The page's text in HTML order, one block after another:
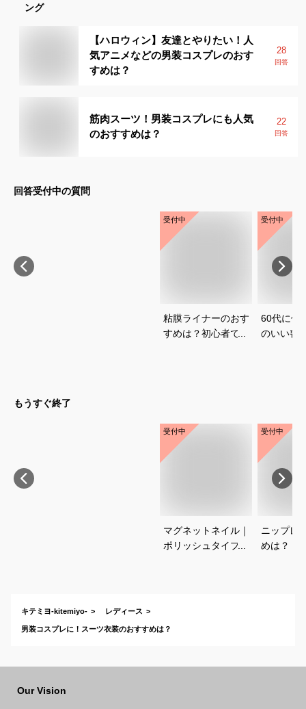
ング
【ハロウィン】友達とやりたい！人
気アニメなどの男装コスプレのおす
すめは？
28
回答
筋肉スーツ！男装コスプレにも人気
のおすすめは？
22
回答
回答受付中の質問
受付中
粘膜ライナーのおす
すめは？初心者でも
受付中
60代に似
のいい喪
もうすぐ終了
受付中
マグネットネイル｜
ポリッシュタイプで
受付中
ニップレ
めは？
キテミヨ-kitemiyo- レディース
男装コスプレに！スーツ衣装のおすすめは？
Our Vision